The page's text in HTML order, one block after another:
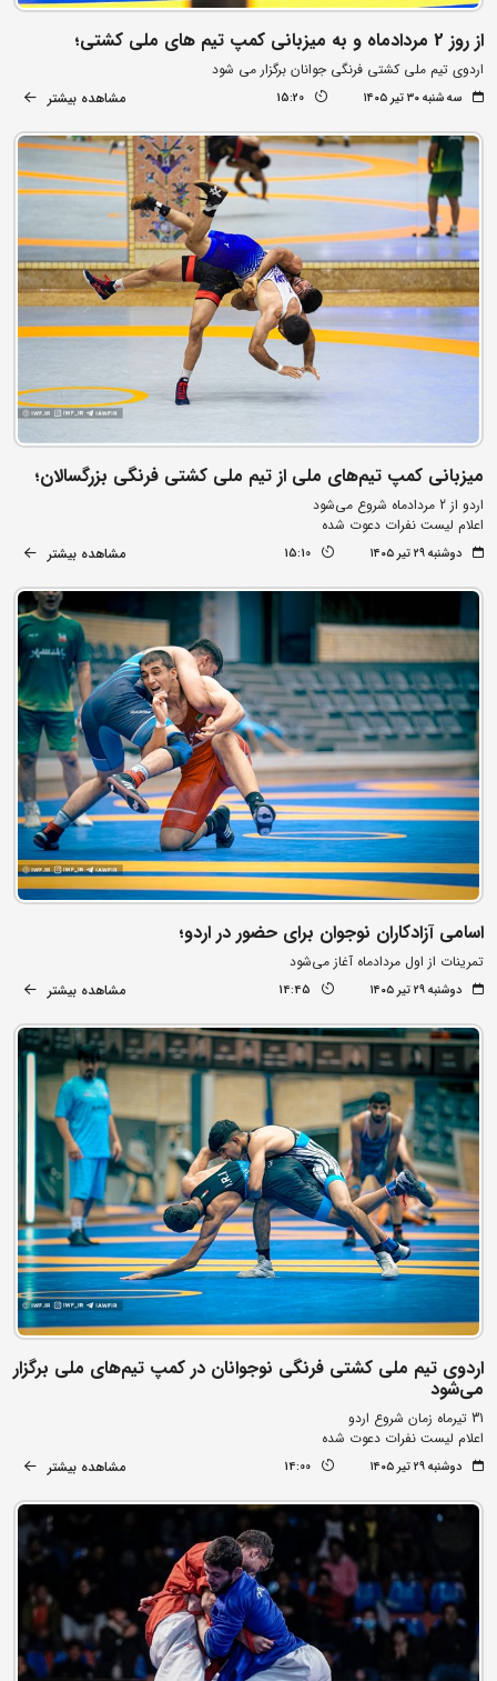
از روز 2 مردادماه و به میزبانی کمپ تیم های ملی کشتی؛
اردوی تیم ملی کشتی فرنگی جوانان برگزار می شود
سه شنبه ۳۰ تیر ۱۴۰۵ 15:20 مشاهده بیشتر
میزبانی کمپ تیم‌های ملی از تیم ملی کشتی فرنگی بزرگسالان؛
اردو از 2 مردادماه شروع می‌شود
اعلام لیست نفرات دعوت شده
دوشنبه ۲۹ تیر ۱۴۰۵ 15:10 مشاهده بیشتر
اسامی آزادکاران نوجوان برای حضور در اردو؛
تمرینات از اول مردادماه آغاز می‌شود
دوشنبه ۲۹ تیر ۱۴۰۵ 14:45 مشاهده بیشتر
اردوی تیم ملی کشتی فرنگی نوجوانان در کمپ تیم‌های ملی برگزار
می‌شود
31 تیرماه زمان شروع اردو
اعلام لیست نفرات دعوت شده
دوشنبه ۲۹ تیر ۱۴۰۵ 14:00 مشاهده بیشتر